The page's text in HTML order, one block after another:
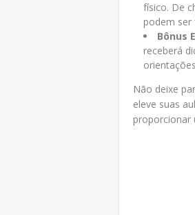
físico. De
podem ser
Bônus
receberá
Não deixe
eleve suas
proporcionar